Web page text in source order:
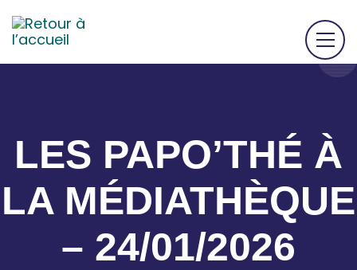
LES PAPO’THÉ À
LA MÉDIATHÈQUE
– 24/01/2026